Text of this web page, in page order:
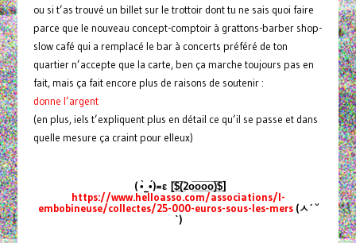
ou si t’as trouvé un billet sur le trottoir dont tu ne sais quoi faire
parce que le nouveau concept-comptoir à grattons-barber shop-
slow café qui a remplacé le bar à concerts préféré de ton
quartier n’accepte que la carte, ben ça marche toujours pas en
fait, mais ça fait encore plus de raisons de soutenir :
donne l’argent
(en plus, iels t’expliquent plus en détail ce qu’il se passe et dans
quelle mesure ça craint pour elleux)
( •̀_•́)=ε [̲̅$̲̅(̲̅2ο̲̅ο̲̅ο̲̅ο̲̅)̲̅$̲̅]
https://www.helloasso.com/associations/l-
embobineuse/collectes/25-000-euros-sous-les-mers(ㅅ´ ˘
`)